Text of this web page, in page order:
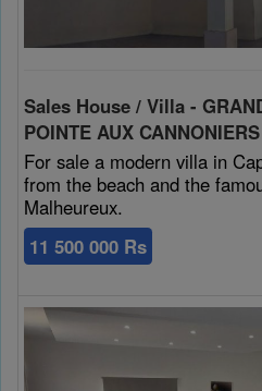
Sales House / Villa -
POINTE AUX
For sale a modern villa in
from the beach and the
Malheureux.
11 500 000 Rs